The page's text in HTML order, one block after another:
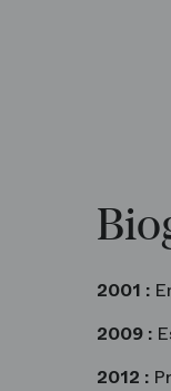
2001 :
2009 :
2012 :